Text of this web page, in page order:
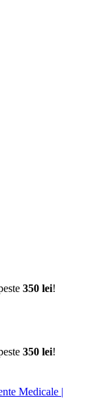
350 lei!
350 lei!